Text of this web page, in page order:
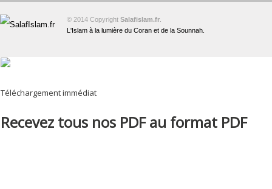
© 2014 Copyright Salafislam.fr
L'Islam à la lumière du Coran et de la Sounnah.
Téléchargement immédiat
Recevez tous nos PDF au format PDF